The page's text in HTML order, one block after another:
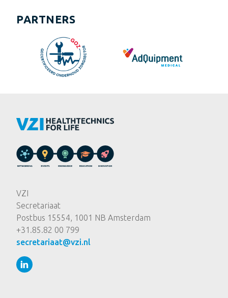
PARTNERS
VZI
Secretariaat
Postbus 15554, 1001 NB Amsterdam
+31.85.82 00 799
secretariaat@vzi.nl